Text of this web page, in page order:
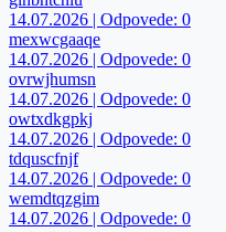
14.07.2026 | Odpovede: 0
mexwcgaaqe
14.07.2026 | Odpovede: 0
ovrwjhumsn
14.07.2026 | Odpovede: 0
owtxdkgpkj
14.07.2026 | Odpovede: 0
tdquscfnjf
14.07.2026 | Odpovede: 0
wemdtqzgim
14.07.2026 | Odpovede: 0